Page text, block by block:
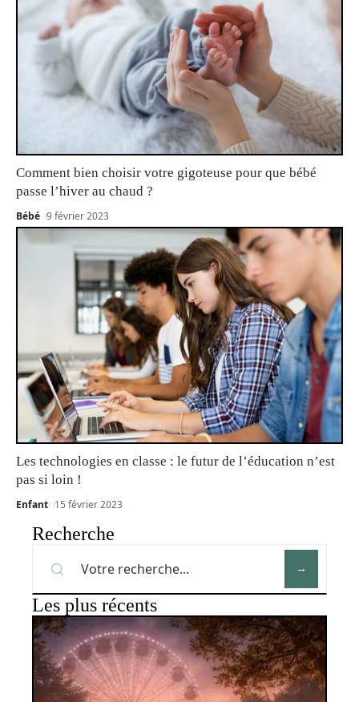
Comment bien choisir votre gigoteuse pour que bébé
passe l’hiver au chaud ?
Bébé 9 février 2023
Les technologies en classe : le futur de l’éducation n’est
pas si loin !
Enfant 15 février 2023
Recherche
Les plus récents